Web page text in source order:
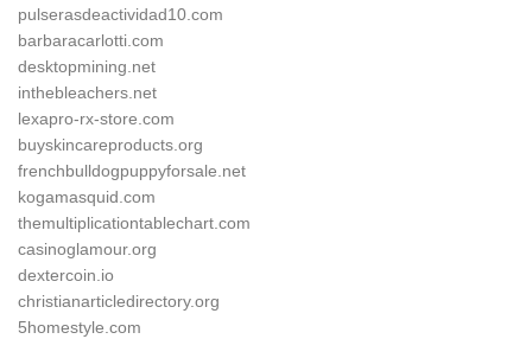
pulserasdeactividad10.com
barbaracarlotti.com
desktopmining.net
inthebleachers.net
lexapro-rx-store.com
buyskincareproducts.org
frenchbulldogpuppyforsale.net
kogamasquid.com
themultiplicationtablechart.com
casinoglamour.org
dextercoin.io
christianarticledirectory.org
5homestyle.com